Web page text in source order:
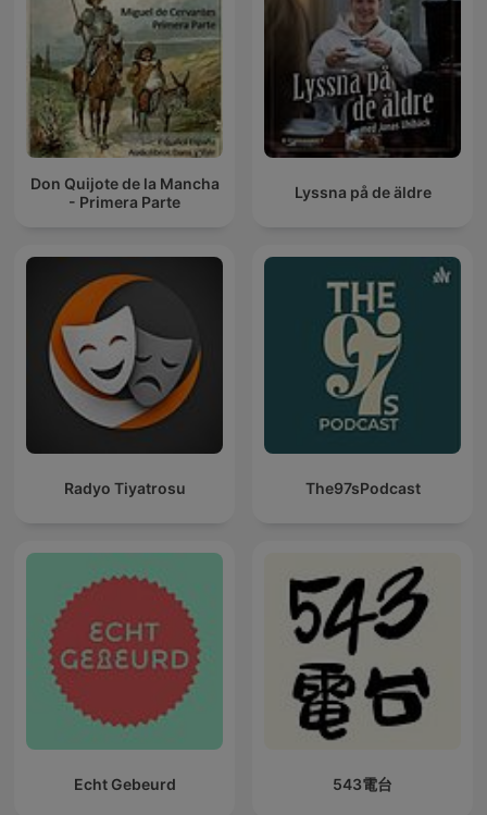
Don Quijote de la Mancha
- Primera Parte
Lyssna på de äldre
Radyo Tiyatrosu The97sPodcast
Echt Gebeurd 543電台